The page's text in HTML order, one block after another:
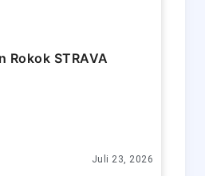
Rokok STRAVA
Juli 23, 2026